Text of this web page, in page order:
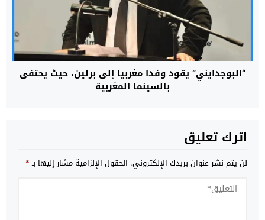
“البوجدايني” يقود وفدا مغربيا إلى برلين، حيث يحتفى
بالسينما المغربية
اترك تعليق
لن يتم نشر عنوان بريدك الإلكتروني. الحقول الإلزامية مشار إليها بـ*